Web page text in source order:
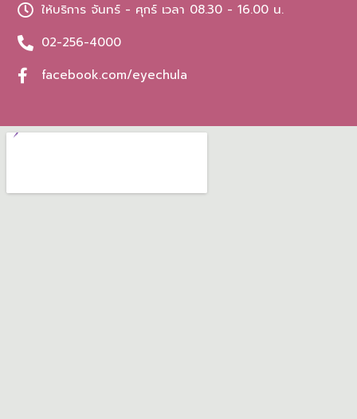
ให้บริการ จันทร์ - ศุกร์ เวลา 08.30 - 16.00 น.
02-256-4000
facebook.com/eyechula